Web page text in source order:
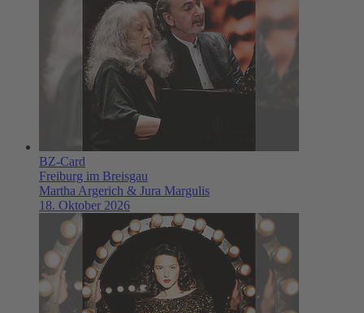
BZ-Card
Freiburg im Breisgau
Martha Argerich & Jura Margulis
18. Oktober 2026